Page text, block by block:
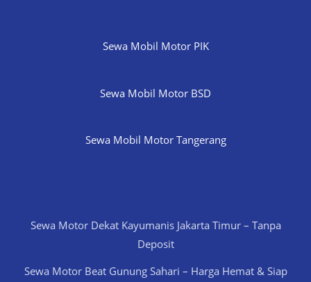
Sewa Mobil Motor PIK
Sewa Mobil Motor BSD
Sewa Mobil Motor Tangerang
Sewa Motor Dekat Kayumanis Jakarta Timur – Tanpa
Deposit
Sewa Motor Beat Gunung Sahari – Harga Hemat & Siap